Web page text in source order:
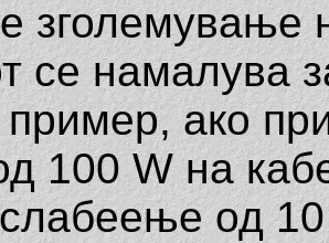
зголемување
се намалува
ако
100 W на
од